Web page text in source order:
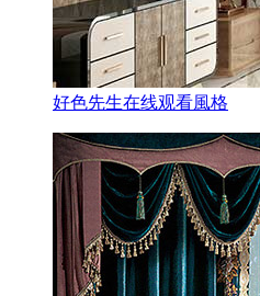
好色先生在线观看風格